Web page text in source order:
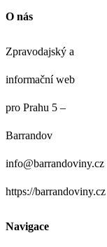
O nás
Zpravodajský a
informační web
pro Prahu 5 –
Barrandov
info@barrandoviny.cz
https://barrandoviny.cz
Navigace